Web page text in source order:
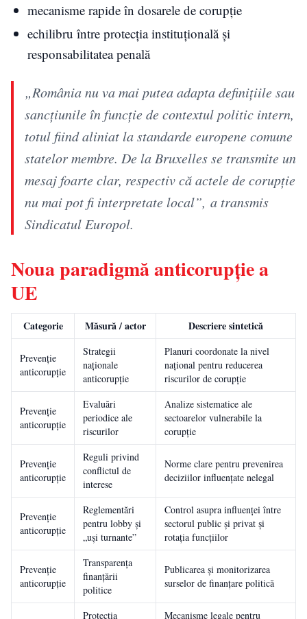
mecanisme rapide în dosarele de corupție
echilibru între protecția instituțională și
responsabilitatea penală
„România nu va mai putea adapta definițiile sau
sancțiunile în funcție de contextul politic intern,
totul fiind aliniat la standarde europene comune
statelor membre. De la Bruxelles se transmite un
mesaj foarte clar, respectiv că actele de corupție
nu mai pot fi interpretate local”, a transmis
Sindicatul Europol.
Noua paradigmă anticorupție a
UE
Categorie Măsură / actor Descriere sintetică
Prevenție
anticorupție
Strategii
naționale
anticorupție
Planuri coordonate la nivel
național pentru reducerea
riscurilor de corupție
Prevenție
anticorupție
Evaluări
periodice ale
riscurilor
Analize sistematice ale
sectoarelor vulnerabile la
corupție
Prevenție
anticorupție
Reguli privind
conflictul de
interese
Norme clare pentru prevenirea
deciziilor influențate nelegal
Prevenție
anticorupție
Reglementări
pentru lobby și
„uși turnante”
Control asupra influenței între
sectorul public și privat și
rotația funcțiilor
Prevenție
anticorupție
Transparența
finanțării
politice
Publicarea și monitorizarea
surselor de finanțare politică
Protecția
Mecanisme legale pentru